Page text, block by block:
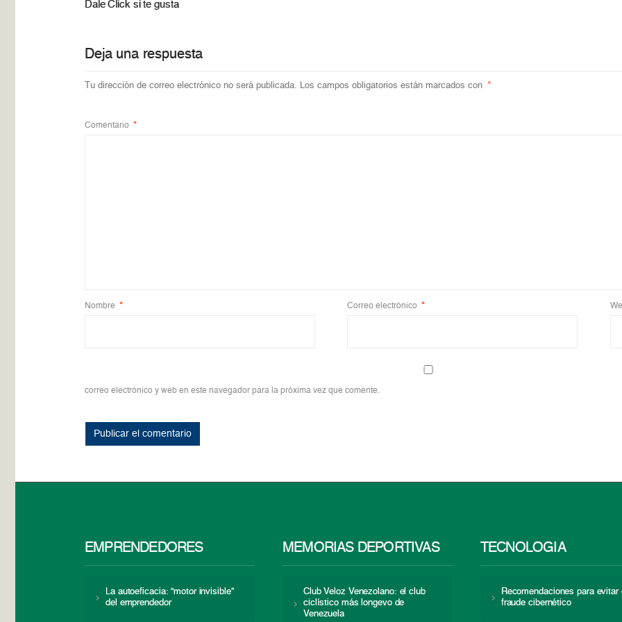
Dale Click si te gusta
Deja una respuesta
Tu dirección de correo electrónico no será publicada. Los campos obligatorios están marcados con *
Comentario *
Nombre * Correo electrónico *
correo electrónico y web en este navegador para la próxima vez que comente.
EMPRENDEDORES
La autoeficacia: “motor invisible”
del emprendedor
MEMORIAS DEPORTIVAS
Club Veloz Venezolano: el club
ciclístico más longevo de
Venezuela
TECNOLOGÍA
Recomendaciones para evitar
fraude cibernético